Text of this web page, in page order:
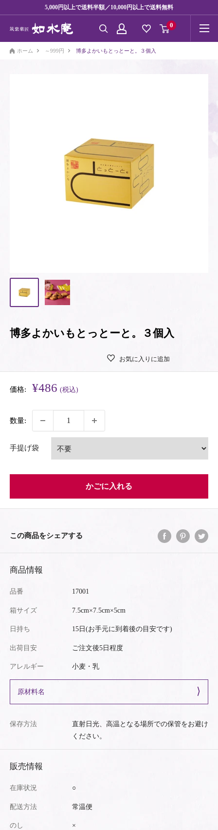
5,000円以上で送料半額／10,000円以上で送料無料
0
ホーム ～999円 博多よかいもとっとーと。３個入
博多よかいもとっとーと。３個入
お気に入りに追加
価格:
販
価
格
¥486 (税込)
数量:
手提げ袋
かごに入れる
この商品をシェアする
商品情報
品番 17001
箱サイズ 7.5cm×7.5cm×5cm
日持ち 15日(お手元に到着後の目安です)
出荷目安 ご注文後5日程度
アレルギー 小麦・乳
原材料名
保存方法
直射日光、高温となる場所での保管をお避け
ください。
販売情報
在庫状況 ○
配送方法 常温便
のし ×